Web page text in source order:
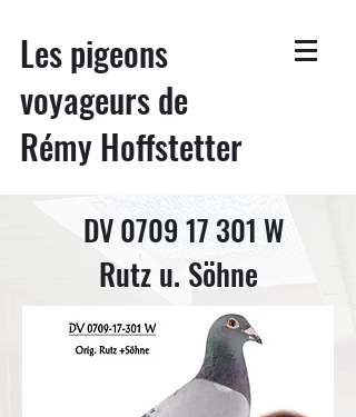
Les pigeons
voyageurs de
Rémy Hoffstetter
DV0709 17 301 W
Rutz u. Söhne